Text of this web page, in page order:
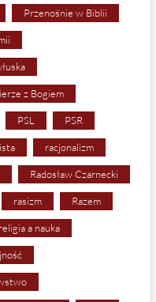
Przenośnie w Biblii
z Bogiem
PSL PSR
racjonalizm
Radosław Czarnecki
rasizm Razem
religia a nauka